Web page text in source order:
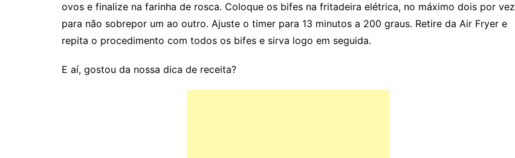
ovos e finalize na farinha de rosca. Coloque os bifes na fritadeira elétrica, no máximo dois por vez
para não sobrepor um ao outro. Ajuste o timer para 13 minutos a 200 graus. Retire da Air Fryer e
repita o procedimento com todos os bifes e sirva logo em seguida.
E aí, gostou da nossa dica de receita?